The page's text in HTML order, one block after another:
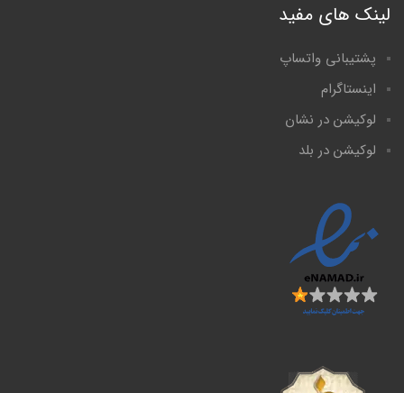
لینک های مفید
پشتیبانی واتساپ
اینستاگرام
لوکیشن در نشان
لوکیشن در بلد